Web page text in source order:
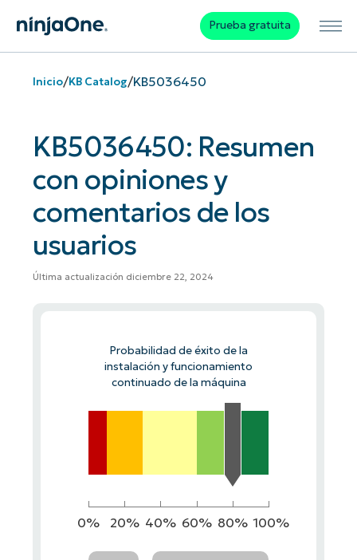
Prueba gratuita
Inicio/KB Catalog/KB5036450
KB5036450: Resumen
con opiniones y
comentarios de los
usuarios
Última actualización diciembre 22, 2024
Probabilidad de éxito de la
instalación y funcionamiento
continuado de la máquina
0% 20% 40% 60% 80% 100%